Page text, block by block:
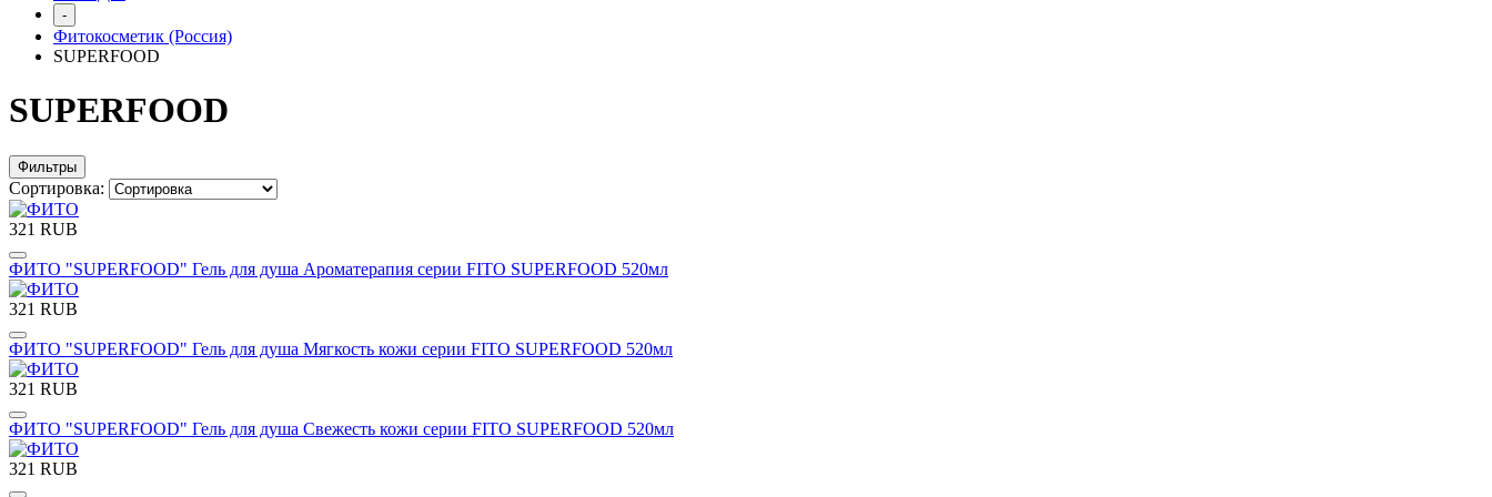
-
Фитокосметик (Россия)
SUPERFOOD
SUPERFOOD
Фильтры
Сортировка:
321 RUB
ФИТО "SUPERFOOD" Гель для душа Ароматерапия серии FITO SUPERFOOD 520мл
321 RUB
ФИТО "SUPERFOOD" Гель для душа Мягкость кожи серии FITO SUPERFOOD 520мл
321 RUB
ФИТО "SUPERFOOD" Гель для душа Свежесть кожи серии FITO SUPERFOOD 520мл
321 RUB